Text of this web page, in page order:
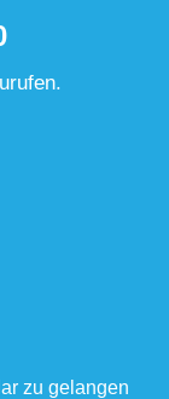
zu gelangen